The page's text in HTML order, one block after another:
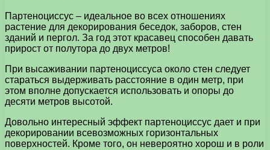
Партеноциссус – идеальное во всех отношениях
растение для декорирования беседок, заборов, стен
зданий и пергол. За год этот красавец способен давать
прирост от полутора до двух метров!
При высаживании партеноциссуса около стен следует
стараться выдерживать расстояние в один метр, при
этом вполне допускается использовать и опоры до
десяти метров высотой.
Довольно интересный эффект партеноциссус дает и при
декорировании всевозможных горизонтальных
поверхностей. Кроме того, он невероятно хорош и в роли